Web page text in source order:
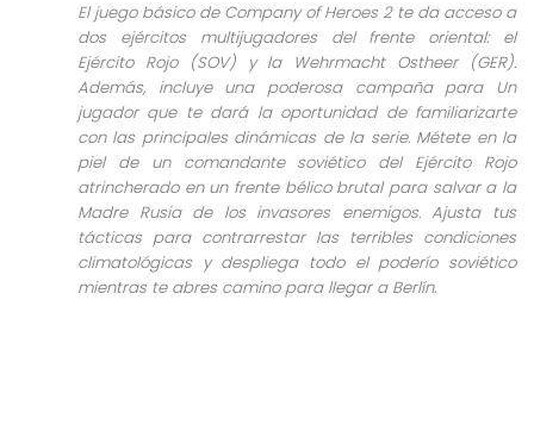
El juego básico de Company of Heroes 2 te da acceso a
dos ejércitos multijugadores del frente oriental: el
Ejército Rojo (SOV) y la Wehrmacht Ostheer (GER).
Además, incluye una poderosa campaña para Un
jugador que te dará la oportunidad de familiarizarte
con las principales dinámicas de la serie. Métete en la
piel de un comandante soviético del Ejército Rojo
atrincherado en un frente bélico brutal para salvar a la
Madre Rusia de los invasores enemigos. Ajusta tus
tácticas para contrarrestar las terribles condiciones
climatológicas y despliega todo el poderío soviético
mientras te abres camino para llegar a Berlín.